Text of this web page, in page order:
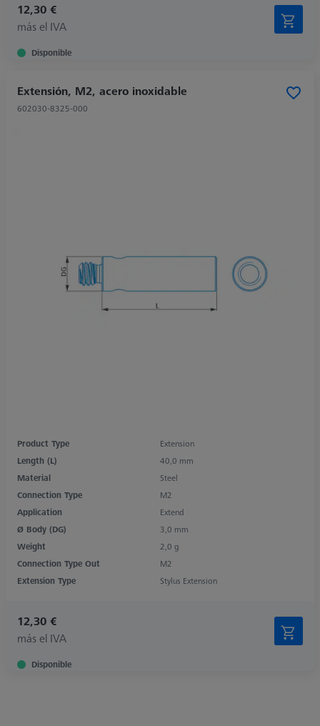
12,30 €
más el IVA
Disponible
Extensión, M2, acero inoxidable
602030-8325-000
Product Type
Extension
Length (L)
40,0 mm
Material
Steel
Connection Type
M2
Application
Extend
Ø Body (DG)
3,0 mm
Weight
2,0 g
Connection Type Out
M2
Extension Type
Stylus Extension
12,30 €
más el IVA
Disponible